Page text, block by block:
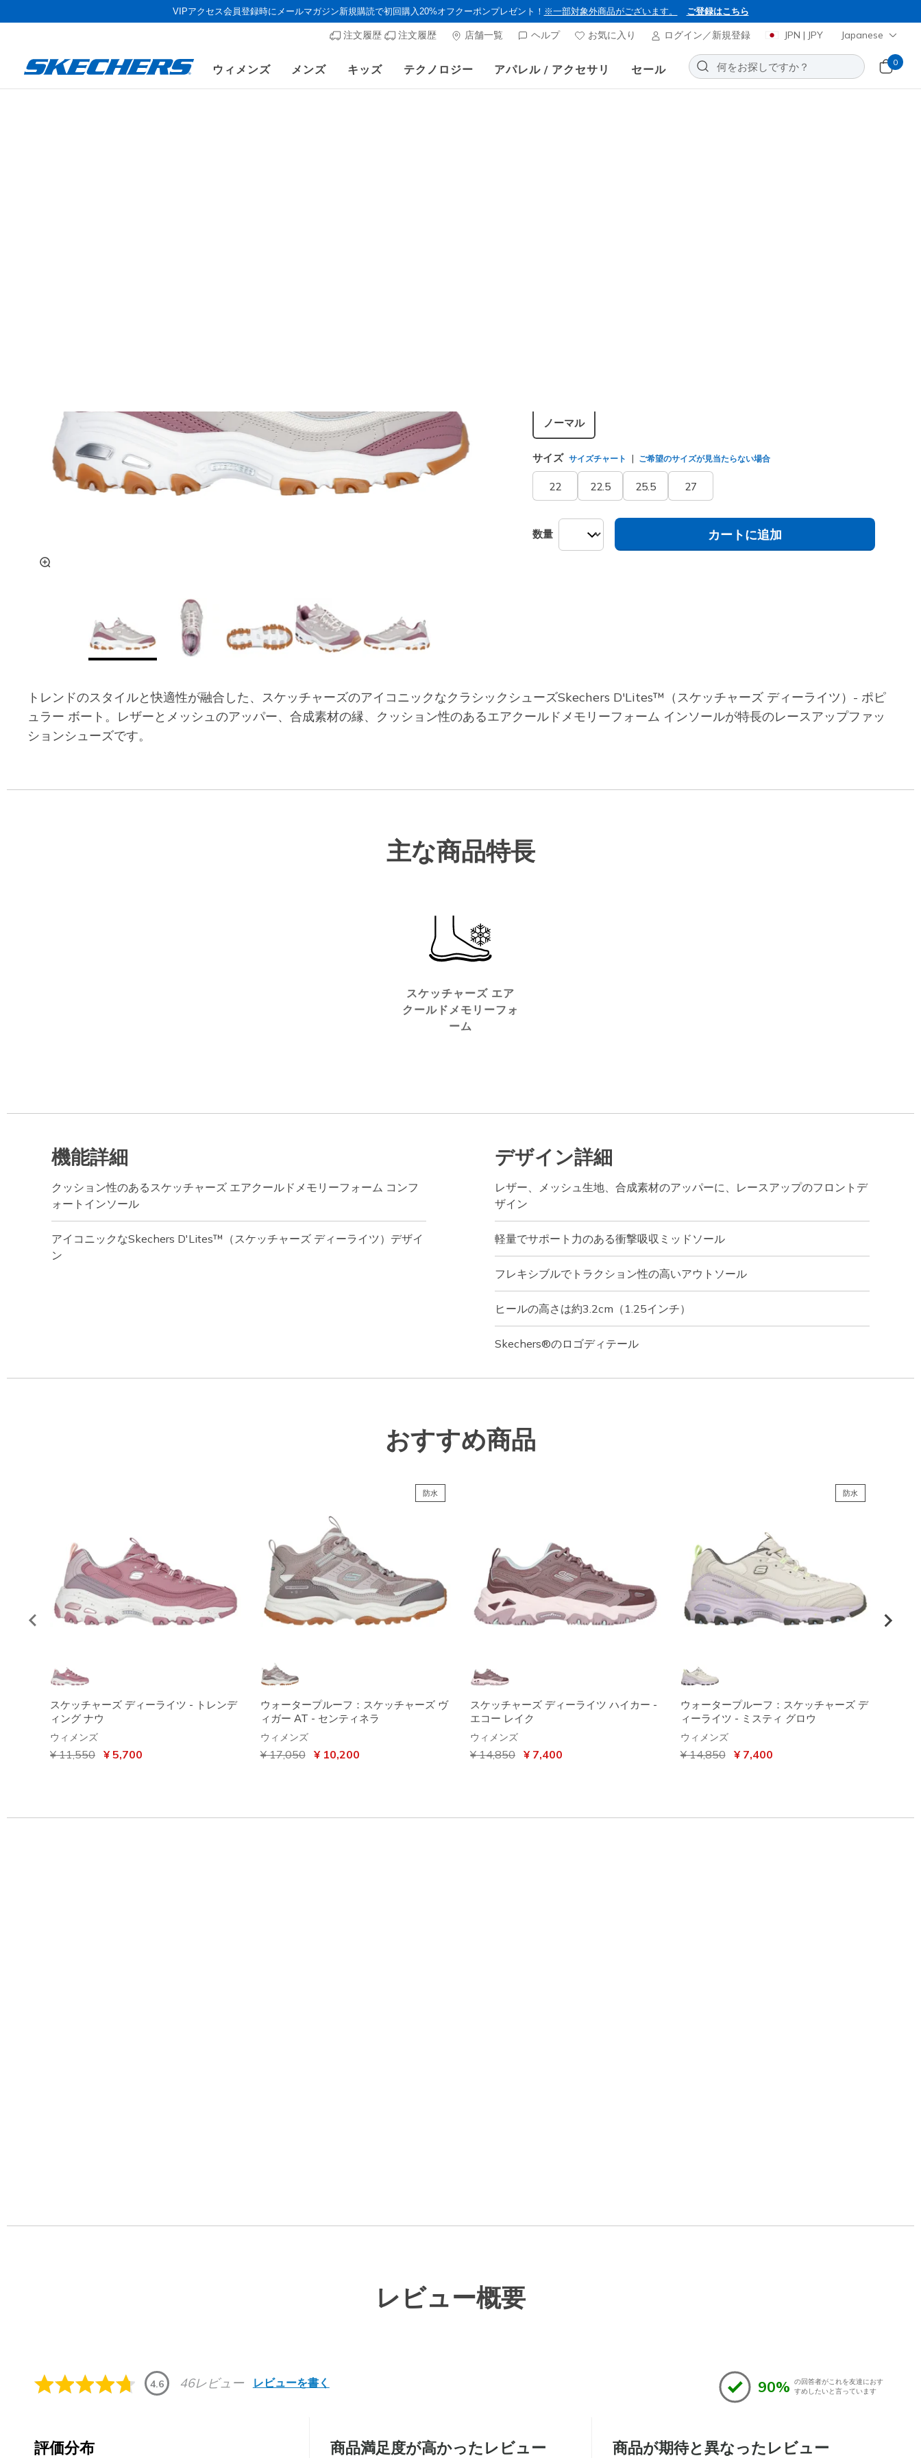
VIPアクセス会員登録時にメールマガジン新規購読で初回購入20%オフクーポンプレゼント！ ※一部対象外商品がございます。 ご登録はこちら
注文履歴 注文履歴 店舗一覧 ヘルプ お気に入り ログイン／新規登録 JPN | JPY Japanese
ウィメンズ メンズ キッズ テクノロジー アパレル / アクセサリ セール
0
ノーマル
サイズ サイズチャート ご希望のサイズが見当たらない場合
22 22.5 25.5 27
数量 カートに追加
トレンドのスタイルと快適性が融合した、スケッチャーズのアイコニックなクラシックシューズSkechers D'Lites™（スケッチャーズ ディーライツ）- ポピ
ュラー ボート。レザーとメッシュのアッパー、合成素材の縁、クッション性のあるエアクールドメモリーフォーム インソールが特長のレースアップファッ
ションシューズです。
主な商品特長
スケッチャーズ エア
クールドメモリーフォ
ーム
機能詳細
クッション性のあるスケッチャーズ エアクールドメモリーフォーム コンフ
ォートインソール
アイコニックなSkechers D'Lites™（スケッチャーズ ディーライツ）デザイ
ン
デザイン詳細
レザー、メッシュ生地、合成素材のアッパーに、レースアップのフロントデ
ザイン
軽量でサポート力のある衝撃吸収ミッドソール
フレキシブルでトラクション性の高いアウトソール
ヒールの高さは約3.2cm（1.25インチ）
Skechers®のロゴディテール
おすすめ商品
スケッチャーズ ディーライツ - トレンデ
ィング ナウ
ウィメンズ
からの値引き
¥ 11,550 から
¥ 5,700
防水
ウォータープルーフ：スケッチャーズ ヴ
ィガー AT - センティネラ
ウィメンズ
からの値引き
¥ 17,050から
¥ 10,200
スケッチャーズ ディーライツ ハイカー -
エコー レイク
ウィメンズ
からの値引き
¥ 14,850 から
¥ 7,400
防水
ウォータープルーフ：スケッチャーズ デ
ィーライツ - ミスティ グロウ
ウィメンズ
からの値引き
¥ 14,850から
¥ 7,400
レビュー概要
4.6 46レビュー レビューを書く 90% の回答者がこれを友達におす
すめしたいと言っています
評価分布 商品満足度が高かったレビュー 商品が期待と異なったレビュー